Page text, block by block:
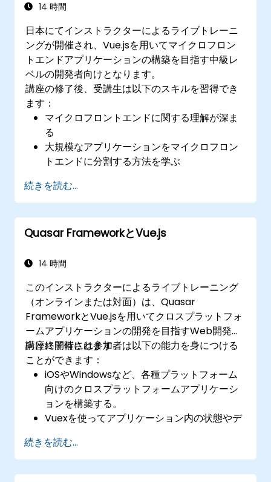
14 時間
日本にてインストラクターによるライブトレーニ
ングが開催され、Vue.jsを用いてマイクロフロン
トエンドアプリケーションの構築を目指す中級レ
ベルの開発者向けとなります。
講座の修了後、受講生は以下のスキルを習得でき
ます：
マイクロフロントエンドに関する理解が深ま
る
大規模なアプリケーションをマイクロフロン
トエンドに分割する方法を学ぶ
ンドを実装できるようになる
Vue.jsを活用してマイクロフロントエンドア
プリケーションを構築できる
続きを読む...
Quasar FrameworkとVue.js
14 時間
このインストラクターによるライブトレーニング
（オンラインまたは対面）は、Quasar
FrameworkとVue.jsを用いてクロスプラットフォ
ームアプリケーションの開発を目指すWeb開発者
向けに開催されます。
講座終了時には参加者は以下の能力を身につける
ことができます：
iOSやWindowsなど、各種プラットフォーム
向けのクロスプラットフォームアプリケーシ
ョンを構築する。
Vuexを使ってアプリケーション内の状態やデ
Firebaseを用いてバックエンドアプリケーシ
ョンを作成する。
続きを読む...